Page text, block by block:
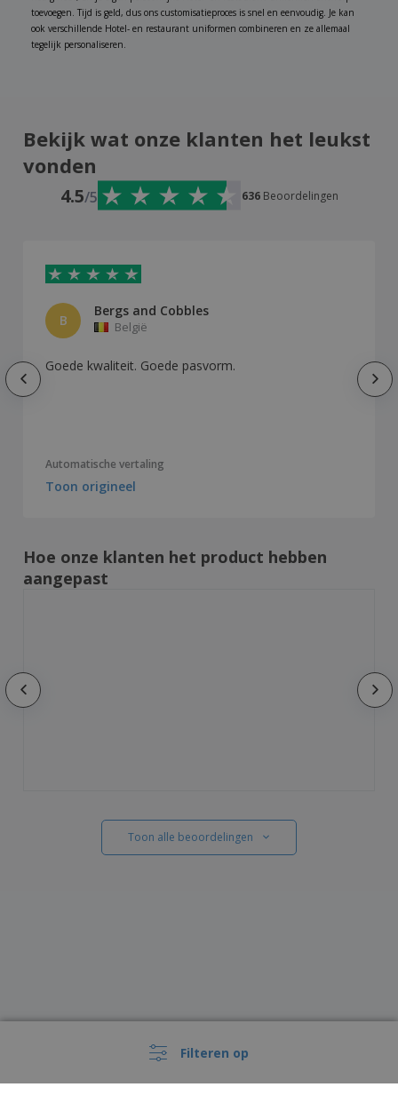
Filteren op
toevoegen. Tijd is geld, dus ons customisatieproces is snel en eenvoudig. Je kan
ook verschillende Hotel- en restaurant uniformen combineren en ze allemaal
tegelijk personaliseren.
Bekijk wat onze klanten het leukst
vonden
4.5/5 636 Beoordelingen
B
Bergs and Cobbles
België
Goede kwaliteit. Goede pasvorm.
Automatische vertaling
Toon origineel
Hoe onze klanten het product hebben
aangepast
Toon alle beoordelingen